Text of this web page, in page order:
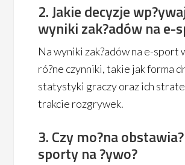
2. Jakie decyzje
wyniki zak?adów na e-
Na wyniki zak?adów na e-sport
ró?ne czynniki, takie jak forma
statystyki graczy oraz ich
trakcie rozgrywek.
3. Czy mo?na
sporty na ?ywo?